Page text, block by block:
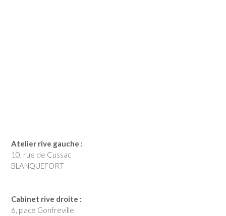
Atelier rive gauche :
10, rue de Cussac
BLANQUEFORT
Cabinet rive droite :
6, place Gonfreville